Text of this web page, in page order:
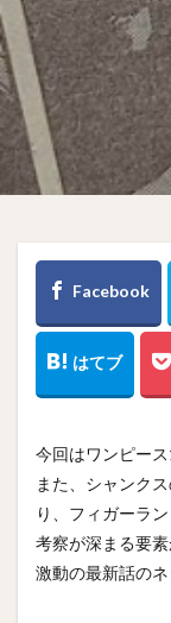
今回はワンピー
また、シャンク
り、フィガーラ
考察が深まる要
激動の最新話の